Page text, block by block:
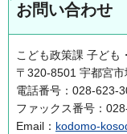
お問い合わせ
こども政策課 子ども
〒320-8501 宇都宮
電話番号：028-623-
ファックス番号：
Email： kodomo-